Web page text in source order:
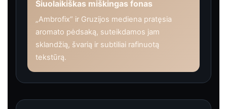
Šiuolaikiškas miškingas fonas
„Ambrofix“ ir Gruzijos mediena pratęsia
aromato pėdsaką, suteikdamos jam
sklandžią, švarią ir subtiliai rafinuotą
tekstūrą.